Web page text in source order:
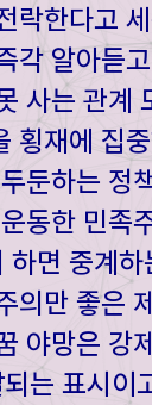
락한다고
각 알아듣
사는 관계
횡재에 집
둔하는 정
동한 민족
면 중계
의만 좋은
야망은 강
는 표시이